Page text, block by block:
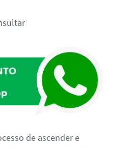
de ascender e